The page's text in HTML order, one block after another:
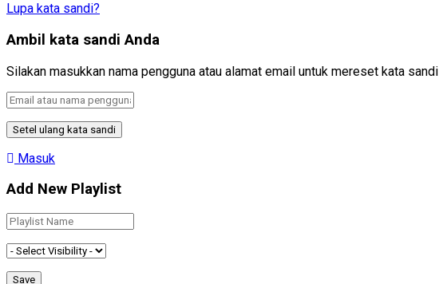
Lupa kata sandi?
Ambil kata sandi Anda
Silakan masukkan nama pengguna atau alamat email untuk mereset kata sandi
Masuk
Add New Playlist